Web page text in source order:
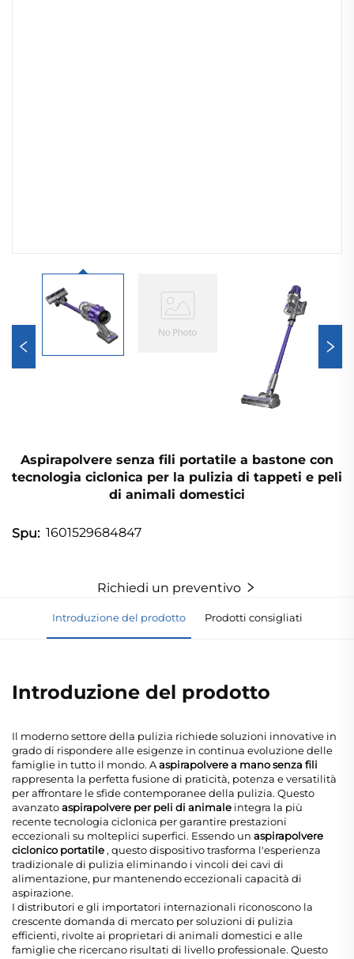
Aspirapolvere senza fili portatile a bastone con
tecnologia ciclonica per la pulizia di tappeti e peli
di animali domestici
Spu: 1601529684847
Richiedi un preventivo
Introduzione del prodotto Prodotti consigliati
Introduzione del prodotto
Il moderno settore della pulizia richiede soluzioni innovative in
grado di rispondere alle esigenze in continua evoluzione delle
famiglie in tutto il mondo. Aaspirapolvere a mano senza fili
rappresenta la perfetta fusione di praticità, potenza e versatilità
per affrontare le sfide contemporanee della pulizia. Questo
avanzatoaspirapolvere per peli di animale integra la più
recente tecnologia ciclonica per garantire prestazioni
eccezionali su molteplici superfici. Essendo un aspirapolvere
ciclonico portatile , questo dispositivo trasforma l'esperienza
tradizionale di pulizia eliminando i vincoli dei cavi di
alimentazione, pur mantenendo eccezionali capacità di
aspirazione.
I distributori e gli importatori internazionali riconoscono la
crescente domanda di mercato per soluzioni di pulizia
efficienti, rivolte ai proprietari di animali domestici e alle
famiglie che ricercano risultati di livello professionale. Questo